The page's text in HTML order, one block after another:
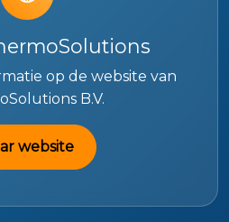
op de website van
B.V.
website